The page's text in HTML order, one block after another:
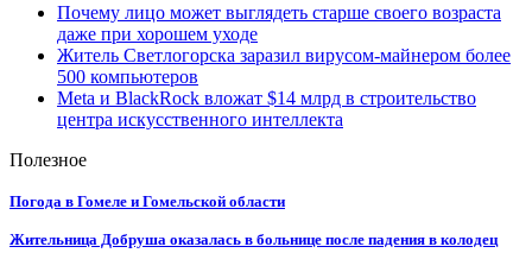
Почему лицо может выглядеть старше своего возраста
даже при хорошем уходе
Житель Светлогорска заразил вирусом-майнером более
500 компьютеров
Meta и BlackRock вложат $14 млрд в строительство
центра искусственного интеллекта
Полезное
Погода в Гомеле и Гомельской области
Жительница Добруша оказалась в больнице после падения в колодец